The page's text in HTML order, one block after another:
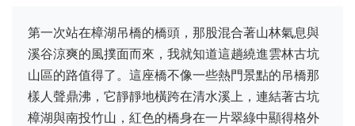
第一次站在樟湖吊橋的橋頭，那股混合著山林氣息與
溪谷涼爽的風撲面而來，我就知道這趟繞進雲林古坑
山區的路值得了。這座橋不像一些熱門景點的吊橋那
樣人聲鼎沸，它靜靜地橫跨在清水溪上，連結著古坑
樟湖與南投竹山，紅色的橋身在一片翠綠中顯得格外